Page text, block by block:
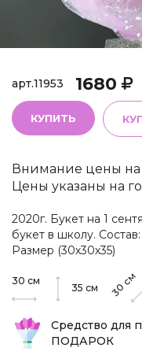
арт.11953 1680
КУПИТЬ
Внимание цены на
Цены указаны на
2020г. Букет на 1
букет в школу.
Размер (30х30х35)
30 см
35 см 30
см
Средство для
ПОДАРОК